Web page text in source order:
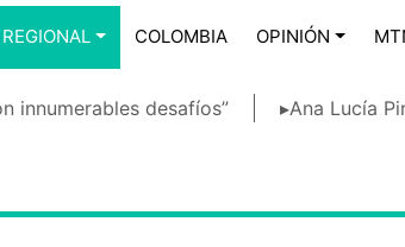
REGIONAL COLOMBIA OPINIÓN
innumerables desafíos”
▸Ana Lucía